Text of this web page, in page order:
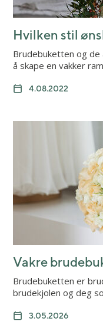
Hvilken stil
Brudebuketten og
å skape en vakker
4.08.2022
Vakre
Brudebuketten er
brudekjolen og deg
3.05.2026